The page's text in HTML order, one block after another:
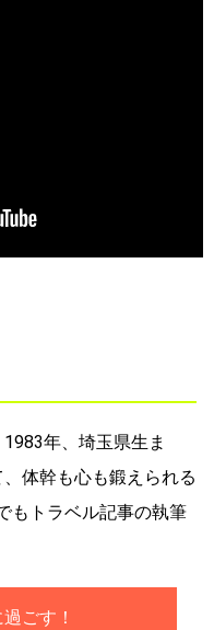
年、埼玉県生ま
体幹も心も鍛えられる
もトラベル記事の執筆
ごす！